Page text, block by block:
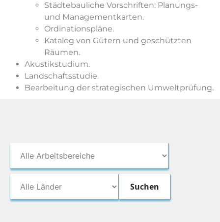
Städtebauliche Vorschriften: Planungs-
und Managementkarten.
Ordinationspläne.
Katalog von Gütern und geschützten
Räumen.
Akustikstudium.
Landschaftsstudie.
Bearbeitung der strategischen Umweltprüfung.